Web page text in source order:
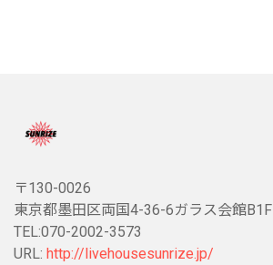
〒130-0026
東京都墨田区両国4-36-6ガラス会館B1F
TEL:070-2002-3573
URL: http://livehousesunrize.jp/